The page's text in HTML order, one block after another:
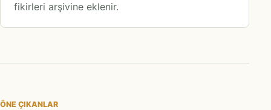
fikirleri arşivine eklenir.
ÖNE ÇIKANLAR